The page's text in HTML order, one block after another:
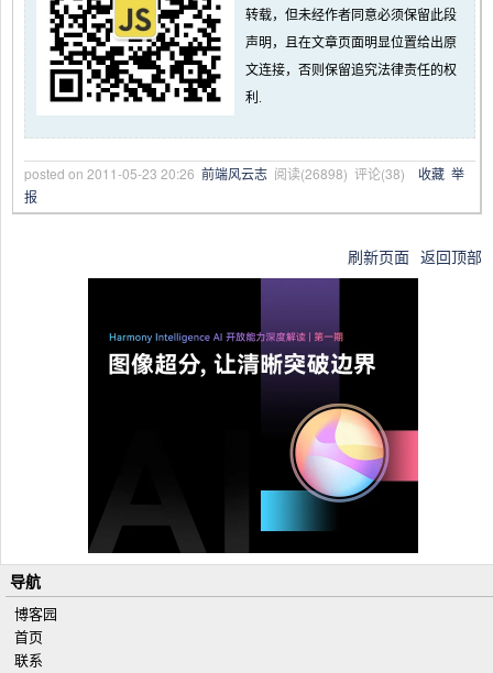
转载，但未经作者同意必须保留此段
声明，且在文章页面明显位置给出原
文连接，否则保留追究法律责任的权
利.
posted on 2011-05-23 20:26 前端风云志 阅读(26898) 评论(38) 收藏 举
报
刷新页面 返回顶部
导航
博客园
首页
联系